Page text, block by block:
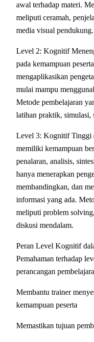
awal terhadap materi.
meliputi ceramah,
media visual pendukung.
Level 2: Kognitif
pada kemampuan
mengaplikasikan
mulai mampu
Metode pembelajaran
latihan praktik, simulasi,
Level 3: Kognitif Tinggi
memiliki kemampuan
penalaran, analisis,
hanya menerapkan
membandingkan, dan
informasi yang ada.
meliputi problem
diskusi mendalam.
Peran Level Kognitif
Pemahaman terhadap
perancangan
Membantu trainer
kemampuan peserta
Memastikan tujuan